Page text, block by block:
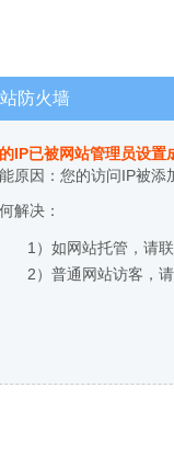
防火墙
IP已被网站管理员设置
原因：您的访问IP被添
解决：
1）如网站托管，请
2）普通网站访客，